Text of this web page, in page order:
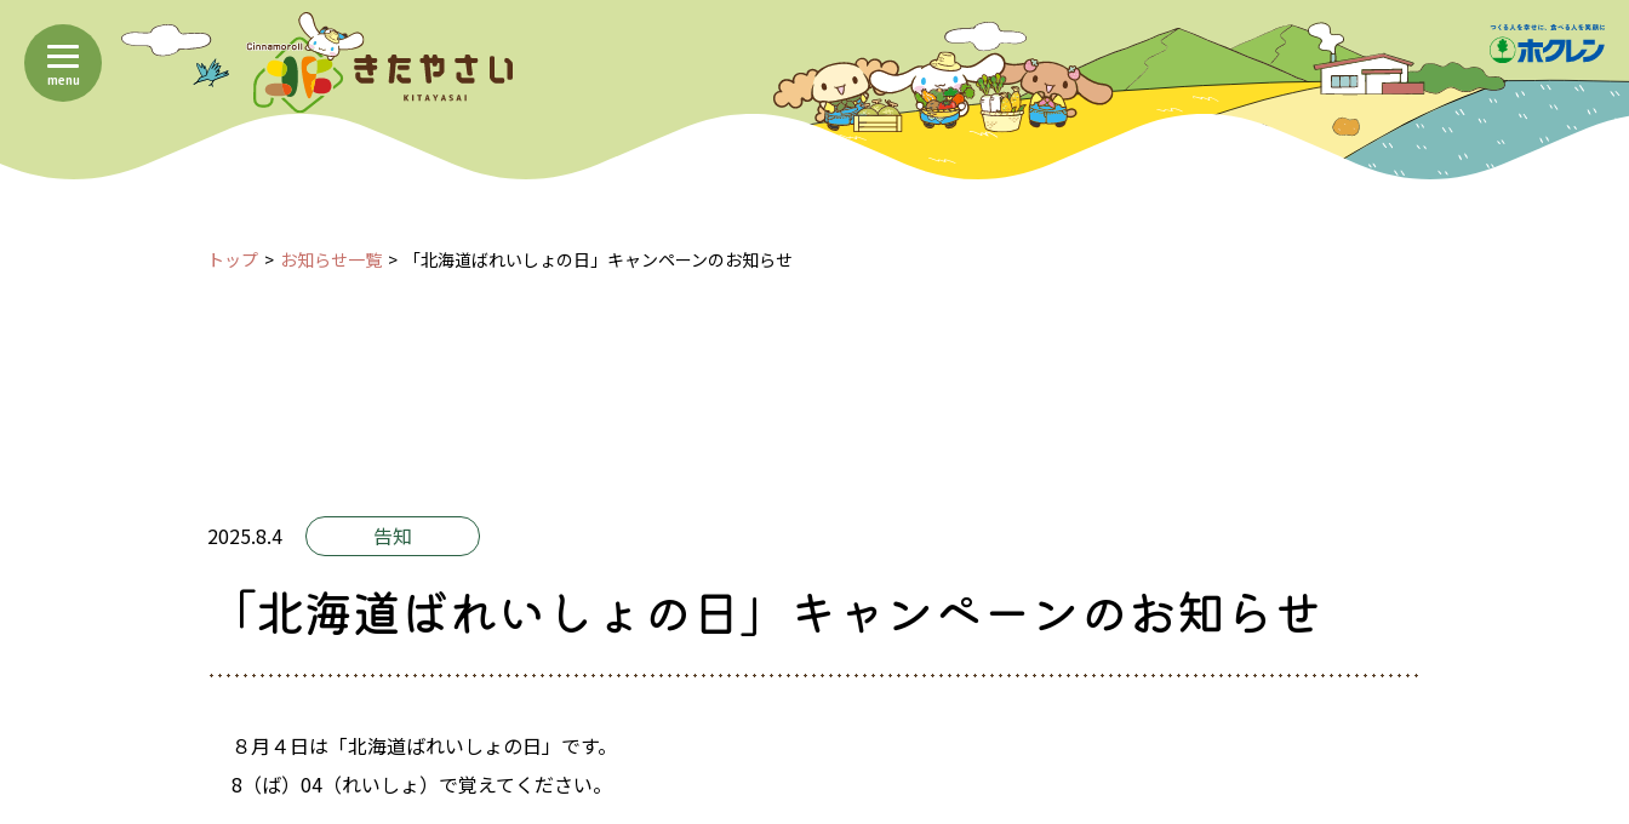
menu
トップ お知らせ一覧 「北海道ばれいしょの日」キャンペーンのお知らせ
2025.8.4 告知
「北海道ばれいしょの日」キャンペーンのお知らせ
８月４日は「北海道ばれいしょの日」です。
8（ば）04（れいしょ）で覚えてください。